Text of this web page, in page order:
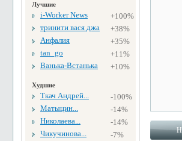
Лучшие
i-Worker News
+100%
тринити вася джа
+38%
Анфалия
+35%
tan_go
+11%
Ванька-Встанька
+10%
Худшие
Ткач Андрей...
-100%
Матыцин...
-14%
Николаева...
-14%
Чикучинова...
-7%